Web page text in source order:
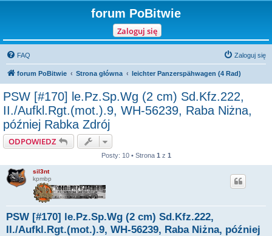
forum PoBitwie
Zaloguj się
FAQ Zaloguj się
forum PoBitwie Strona główna leichter Panzerspähwagen (4 Rad)
PSW [#170] le.Pz.Sp.Wg (2 cm) Sd.Kfz.222,
II./Aufkl.Rgt.(mot.).9, WH-56239, Raba Niżna,
później Rabka Zdrój
ODPOWIEDZ
Posty: 10 • Strona 1 z 1
sil3nt
kpmbp
PSW [#170] le.Pz.Sp.Wg (2 cm) Sd.Kfz.222,
II./Aufkl.Rgt.(mot.).9, WH-56239, Raba Niżna, później